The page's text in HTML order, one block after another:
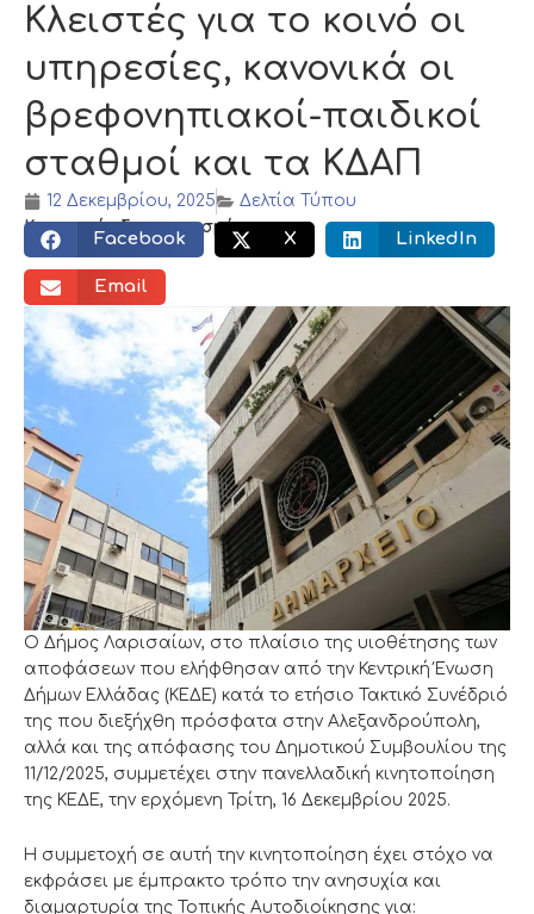
Κλειστές για το κοινό οι
υπηρεσίες, κανονικά οι
βρεφονηπιακοί-παιδικοί
σταθμοί και τα ΚΔΑΠ
12 Δεκεμβρίου, 2025
Δελτία Τύπου
Κοινωνικός διαμοιρασμός:
Facebook X LinkedIn
Email
Ο Δήμος Λαρισαίων, στο πλαίσιο της υιοθέτησης των
αποφάσεων που ελήφθησαν από την Κεντρική Ένωση
Δήμων Ελλάδας (ΚΕΔΕ) κατά το ετήσιο Τακτικό Συνέδριό
της που διεξήχθη πρόσφατα στην Αλεξανδρούπολη,
αλλά και της απόφασης του Δημοτικού Συμβουλίου της
11/12/2025, συμμετέχει στην πανελλαδική κινητοποίηση
της ΚΕΔΕ, την ερχόμενη Τρίτη, 16 Δεκεμβρίου 2025.
Η συμμετοχή σε αυτή την κινητοποίηση έχει στόχο να
εκφράσει με έμπρακτο τρόπο την ανησυχία και
διαμαρτυρία της Τοπικής Αυτοδιοίκησης για: